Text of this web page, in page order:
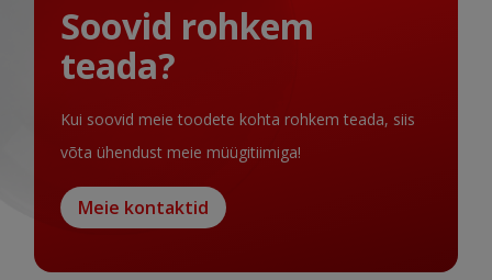
Soovid rohkem
teada?
Kui soovid meie toodete kohta rohkem teada, siis
võta ühendust meie müügitiimiga!
Meie kontaktid